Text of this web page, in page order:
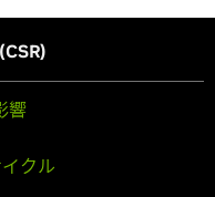
響
クル